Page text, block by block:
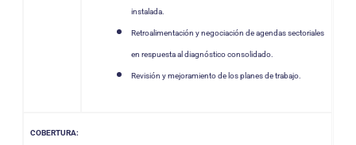
instalada.
Retroalimentación y negociación de agendas sectoriales
en respuesta al diagnóstico consolidado.
Revisión y mejoramiento de los planes de trabajo.
COBERTURA: